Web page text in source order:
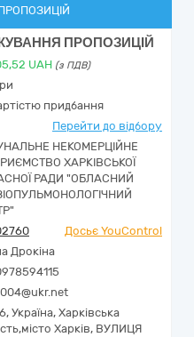
ПРОПОЗИЦІЙ
UAH (з ПДВ)
придбання
Перейти до відбору
НЕКОМЕРЦІЙНЕ
ХАРКІВСЬКОЇ
РАДИ "ОБЛАСНИЙ
Досьє YouControl
Дрокіна
Україна, Харківська
місто Харків, ВУЛИЦЯ